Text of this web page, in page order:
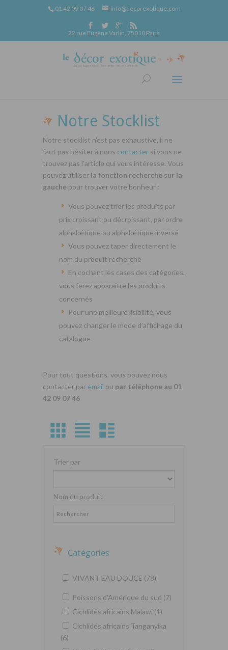
01 42 09 07 46 info@decorexotique.com
22 rue Eugène Varlin, 75010 Paris
Notre Stocklist
Notre stocklist n’est pas exhaustive, il ne
faut pas hésiter à nous contacter si vous ne
trouvez pas l’article qui vous intéresse. Vous
pouvez utiliser la fonction recherche sur la
gauche pour trouver votre bonheur :
Vous pouvez trier les produits par
prix croissant ou décroissant, par ordre
alphabétique ou alphabétique inversé
Vous pouvez taper directement le
nom du produit recherché
En cochant les cases des catégories,
vous ferez apparaitre les produits
concernés
Pour une meilleure lisibilité, vous
pouvez changer le mode d’affichage du
catalogue
Pour tout questions, vous pouvez nous
contacter par email ou par téléphone au 01
42 09 07 46
Trier par
Nom du produit
Catégories
VIVANT EAU DOUCE (78)
Poissons d'Amérique du sud (7)
Cichlidés africains Malawi (1)
Cichlidés africains Tanganyika
(6)